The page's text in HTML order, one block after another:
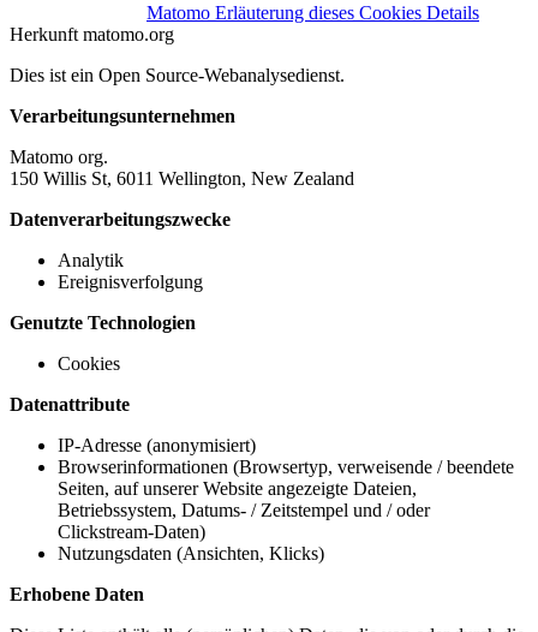
Matomo Erläuterung dieses Cookies Details
Herkunft matomo.org
Dies ist ein Open Source-Webanalysedienst.
Verarbeitungsunternehmen
Matomo org.
150 Willis St, 6011 Wellington, New Zealand
Datenverarbeitungszwecke
Analytik
Ereignisverfolgung
Genutzte Technologien
Cookies
Datenattribute
IP-Adresse (anonymisiert)
Browserinformationen (Browsertyp, verweisende / beendete
Seiten, auf unserer Website angezeigte Dateien,
Betriebssystem, Datums- / Zeitstempel und / oder
Clickstream-Daten)
Nutzungsdaten (Ansichten, Klicks)
Erhobene Daten